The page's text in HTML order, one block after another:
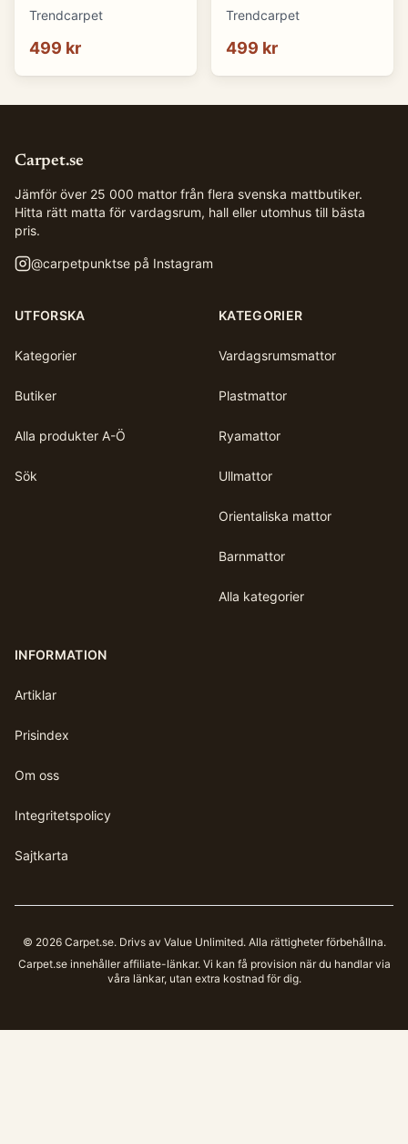
(natur) (Storlek: 80 x
Trendcarpet
499 kr
Somerville (blå)
Trendcarpet
499 kr
Carpet.se
Jämför över 25 000 mattor från flera svenska mattbutiker.
Hitta rätt matta för vardagsrum, hall eller utomhus till bästa
pris.
@carpetpunktse på Instagram
UTFORSKA
Kategorier
Butiker
Alla produkter A-Ö
Sök
KATEGORIER
Vardagsrumsmattor
Plastmattor
Ryamattor
Ullmattor
Orientaliska mattor
Barnmattor
Alla kategorier
INFORMATION
Artiklar
Prisindex
Om oss
Integritetspolicy
Sajtkarta
© 2026 Carpet.se. Drivs av Value Unlimited. Alla rättigheter förbehållna.
Carpet.seinnehåller affiliate-länkar. Vi kan få provision när du handlar via
våra länkar, utan extra kostnad för dig.